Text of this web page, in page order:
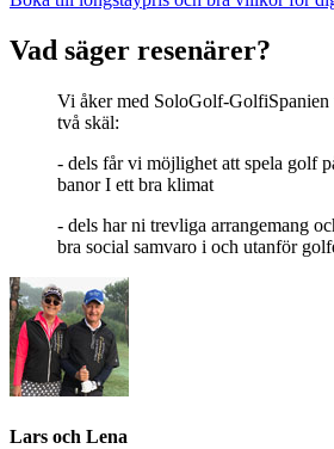
Vad säger resenärer?
Vi åker med SoloGolf-GolfiSpanien
två skäl:
- dels får vi möjlighet att spela golf
banor I ett bra klimat
- dels har ni trevliga arrangemang
bra social samvaro i och utanför
Lars och Lena